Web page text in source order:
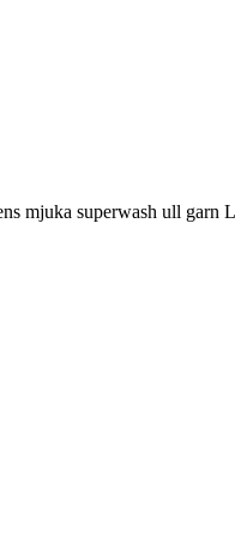
mjuka superwash ull garn